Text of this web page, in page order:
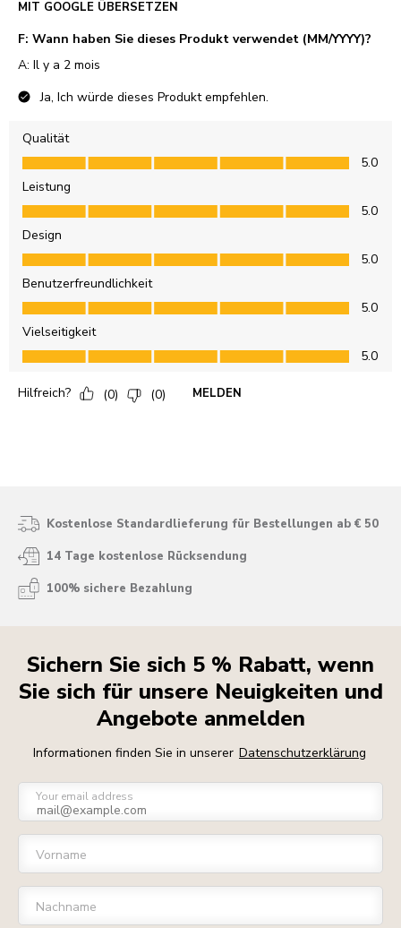
Kostenlose Standardlieferung für Bestellungen ab € 50
14 Tage kostenlose Rücksendung
100% sichere Bezahlung
Sichern Sie sich 5 % Rabatt, wenn
Sie sich für unsere Neuigkeiten und
Angebote anmelden
Informationen finden Sie in unserer Datenschutzerklärung
Your email address
Vorname
Nachname